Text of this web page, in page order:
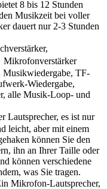
8 bis 12 Stunden
Musikzeit bei voller
dauert nur 2-3 Stunden
Mikrofonverstärker
Musikwiedergabe, TF-
Wiedergabe,
alle Musik-Loop- und
Lautsprecher, es ist nur
leicht, aber mit einem
können Sie den
ihn an Ihrer Taille oder
können verschiedene
was Sie tragen.
Mikrofon-Lautsprecher,